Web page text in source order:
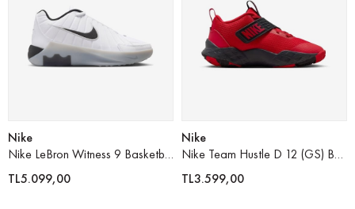
Nike
Nike LeBron Witness 9 Basketbol Ayakkabısı
TL5.099,00
Nike
Nike Team Hustle D 12 (GS) Basketbol Ayakkabısı
TL3.599,00